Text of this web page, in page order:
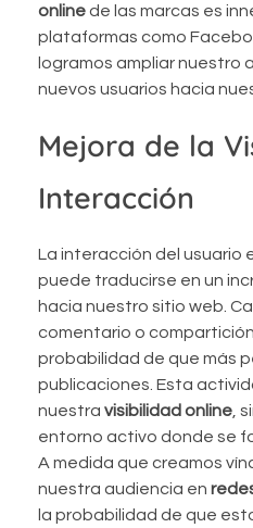
onlinede las marcas es
plataformas como
logramos ampliar nuestro
nuevos usuarios hacia
Mejora de la
Interacción
La interacción del usuario
puede traducirse en un
hacia nuestro sitio web.
comentario o
probabilidad de que más
publicaciones. Esta
nuestra visibilidad online ,
entorno activo donde se
A medida que creamos
nuestra audiencia en
la probabilidad de que